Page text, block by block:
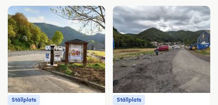
Ställplats Ställplats